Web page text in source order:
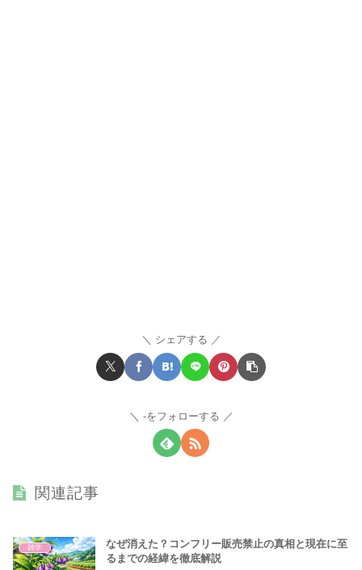
シェアする
-をフォローする
関連記事
雑学
なぜ消えた？コンフリー販売禁止の真相と現在に至
るまでの経緯を徹底解説